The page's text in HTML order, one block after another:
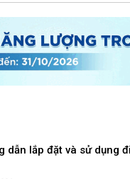
dẫn lắp đặt và sử dụng